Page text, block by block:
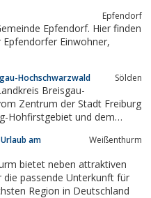
Epfen­dorf
Epfendorf. Hier finden
Einwohner,
Hochschwarzwald Sölden
Breisgau-
am
Weißenthurm
bietet neben attraktiven
Region in Deutschland